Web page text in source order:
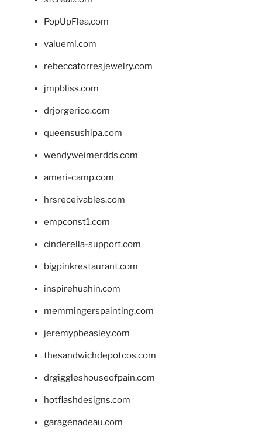
PopUpFlea.com
valueml.com
rebeccatorresjewelry.com
jmpbliss.com
drjorgerico.com
queensushipa.com
wendyweimerdds.com
ameri-camp.com
hrsreceivables.com
empconst1.com
cinderella-support.com
bigpinkrestaurant.com
inspirehuahin.com
memmingerspainting.com
jeremypbeasley.com
thesandwichdepotcos.com
drgiggleshouseofpain.com
hotflashdesigns.com
garagenadeau.com